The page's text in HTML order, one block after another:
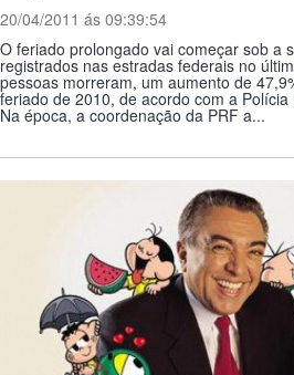
20/04/2011 ás 09:39:54
O feriado prolongado vai começar sob a
registrados nas estradas federais no
pessoas morreram, um aumento de
feriado de 2010, de acordo com a
Na época, a coordenação da PRF a...